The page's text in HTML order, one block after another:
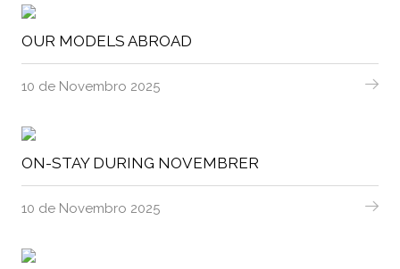
OUR MODELS ABROAD
10 de Novembro 2025
ON-STAY DURING NOVEMBRER
10 de Novembro 2025